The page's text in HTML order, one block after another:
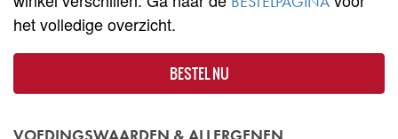
het volledige overzicht.
BESTEL NU